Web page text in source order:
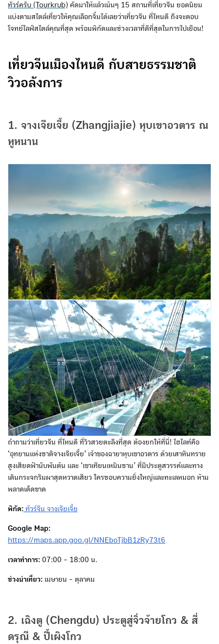
ทัวร์ครับ (Tourkrub) คัดมาให้แล้วเน้นๆ 15 สถานที่เที่ยวจีน ยอดนิยม
แบ่งตามสไตล์เที่ยวให้คุณเลือกจิ้มได้เลยว่าเที่ยวจีน ที่ไหนดี ถึงจะตอบ
โจทย์ไลฟ์สไตล์คุณที่สุด พร้อมพิกัดและช่วงเวลาที่ดีที่สุดในการไปเยือน!
เที่ยวจีนเมืองไหนดี กับสายธรรมชาติ
วิวอลังการ
1. จางเจียเจี้ย (Zhangjiajie) หุบเขาอวตาร ณ
หูหนาน
ถ้าถามว่าเที่ยวจีน ที่ไหนดี ที่วิวสวยตะลึงที่สุด ต้องยกให้ที่นี่! ไฮไลท์คือ
‘อุทยานแห่งชาติจางเจียเจี้ย’ เจ้าของฉายาหุบเขาอวตาร ด้วยเสาหินทราย
สูงเสียดฟ้านับพันต้น และ ‘เขาเทียนเหมินซาน’ ที่มีประตูสวรรค์และทาง
เดินกระจกริมผาสุดหวาดเสียว ใครชอบความยิ่งใหญ่และทะเลหมอก ห้าม
พลาดเด็ดขาด
พิกัด: ทัวร์จีน จางเจียเจี้ย
Google Map:
https://maps.app.goo.gl/NNEboTjbB1zRy73t6
เวลาทำการ: 07:00 - 18:00 น.
ช่วงน่าเที่ยว: เมษายน - ตุลาคม
2. เฉิงตู (Chengdu) ประตูสู่จิ่วจ้ายโกว & สี่
ดรุณี & ปี้เผิงโกว